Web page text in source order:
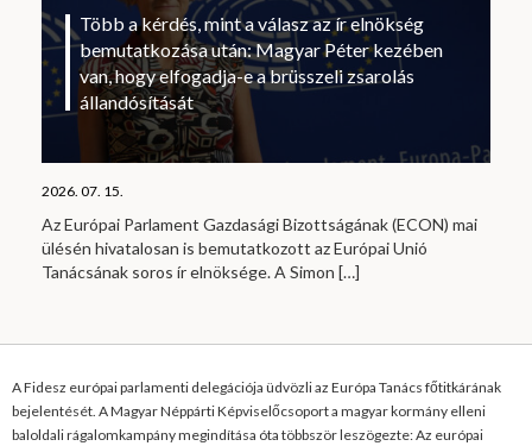
Több a kérdés, mint a válasz az ír elnökség
bemutatkozása után: Magyar Péter kezében
van, hogy elfogadja-e a brüsszeli zsarolás
állandósítását
2026. 07. 15.
Az Európai Parlament Gazdasági Bizottságának (ECON) mai
ülésén hivatalosan is bemutatkozott az Európai Unió
Tanácsának soros ír elnöksége. A Simon […]
A Fidesz európai parlamenti delegációja üdvözli az Európa Tanács főtitkárának
bejelentését. A Magyar Néppárti Képviselőcsoport a magyar kormány elleni
baloldali rágalomkampány megindítása óta többször leszögezte: Az európai